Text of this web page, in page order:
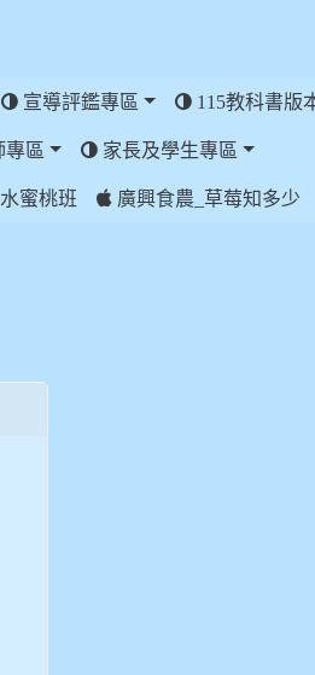
宣導評鑑專區 115教科書版
專區 家長及學生專區
蜜桃班 廣興食農_草莓知多少